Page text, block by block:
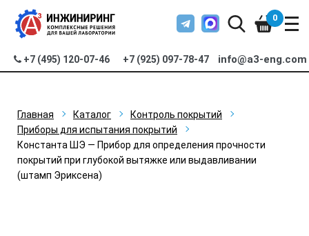
+7 (495) 120-07-46 +7 (925) 097-78-47 info@a3-eng.com
0
Главная Каталог
Контроль покрытий
Приборы для испытания покрытий
Константа ШЭ — Прибор для определения прочности
покрытий при глубокой вытяжке или выдавливании
(штамп Эриксена)